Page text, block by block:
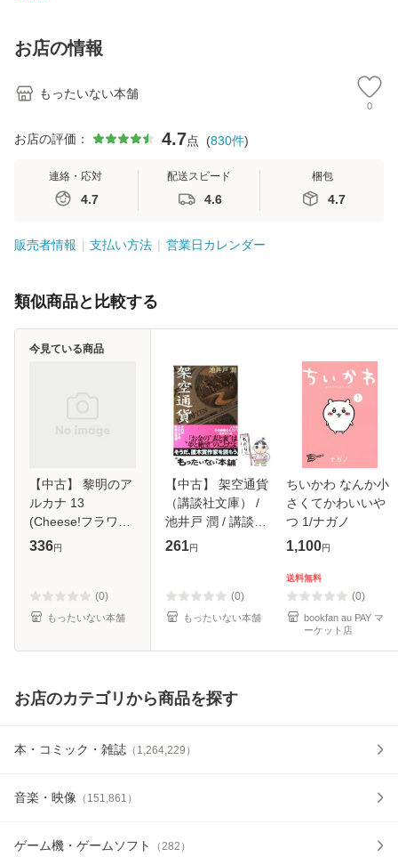
恵 藤本幸三 / 南江
堂 [単行
お店の情報
もったいない本舗
0
お店の評価： 4.7点 (830件)
連絡・応対
4.7
配送スピード
4.6
梱包
4.7
販売者情報 支払い方法 営業日カレンダー
類似商品と比較する
【中古】 黎明のア
ルカナ 13
(Cheese!フラワー
コミックス) / 藤間
無料】
336円
(0)
もったいない本舗
今見ている商品
【中古】 架空通貨
（講談社文庫） /
池井戸 潤 / 講談社
[文庫]【メール便送
261円
(0)
もったいない本舗
ちいかわ なんか小
さくてかわいいや
つ 1/ナガノ
1,100円
送料無料
(0)
bookfan au PAY マ
ーケット店
お店のカテゴリから商品を探す
本・コミック・雑誌 （ 1,264,229 ）
音楽・映像 （ 151,861 ）
ゲーム機・ゲームソフト （282 ）